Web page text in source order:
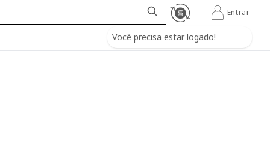
Você precisa estar logado!
Entrar